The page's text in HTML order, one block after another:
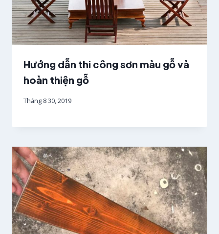
Hướng dẫn thi công sơn màu gỗ và
hoàn thiện gỗ
Tháng 8 30, 2019